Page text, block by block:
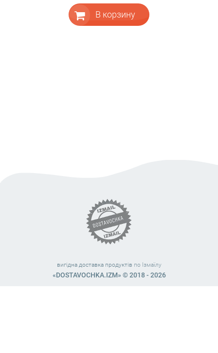
В корзину
вигідна доставка продуктів по Ізмаїлу
«DOSTAVOCHKA.IZM» © 2018 - 2026